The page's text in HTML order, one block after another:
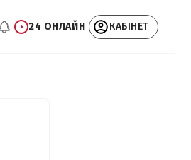
24 ОНЛАЙН КАБІНЕТ